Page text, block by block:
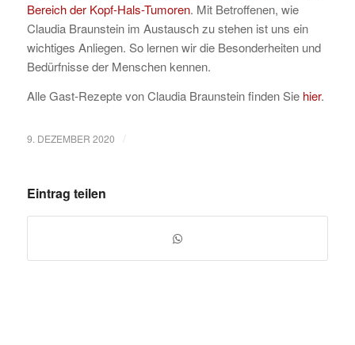
Bereich der Kopf-Hals-Tumoren. Mit Betroffenen, wie
Claudia Braunstein im Austausch zu stehen ist uns ein
wichtiges Anliegen. So lernen wir die Besonderheiten und
Bedürfnisse der Menschen kennen.
Alle Gast-Rezepte von Claudia Braunstein finden Sie hier.
9. DEZEMBER 2020 /
Eintrag teilen